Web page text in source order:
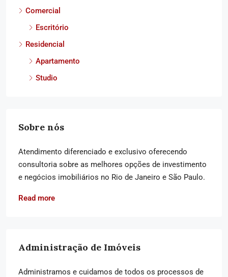
Comercial
Escritório
Residencial
Apartamento
Studio
Sobre nós
Atendimento diferenciado e exclusivo oferecendo
consultoria sobre as melhores opções de investimento
e negócios imobiliários no Rio de Janeiro e São Paulo.
Read more
Administração de Imóveis
Administramos e cuidamos de todos os processos de